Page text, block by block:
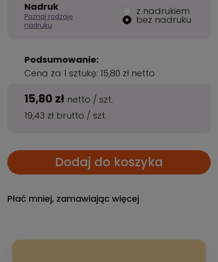
Nadruk
Poznaj rodzaje
nadruku
z nadrukiem
bez nadruku
Podsumowanie:
Cena za 1 sztukę: 15,80 zł netto
15,80 zł netto / szt.
19,43 zł brutto / szt.
Dodaj do koszyka
Płać mniej, zamawiając więcej